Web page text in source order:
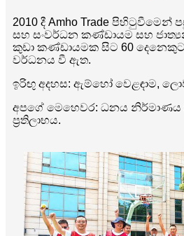
2010 දී Amho Trade
සහ සංවර්ධන කණ්ඩායම සහ
කුඩා කණ්ඩායමක සිට 60 දෙනෙකුට
වර්ධනය වී ඇත.
ඉරිඟු අදහස: ඇම්හෝ වෙළඳාම,
අපගේ මෙහෙවර: ධනය
ප්‍රතිලාභය.